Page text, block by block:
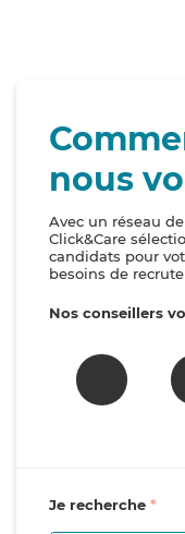
nous
Avec un réseau
Click&Care
candidats pour
besoins de
Nos conseillers
Je recherche